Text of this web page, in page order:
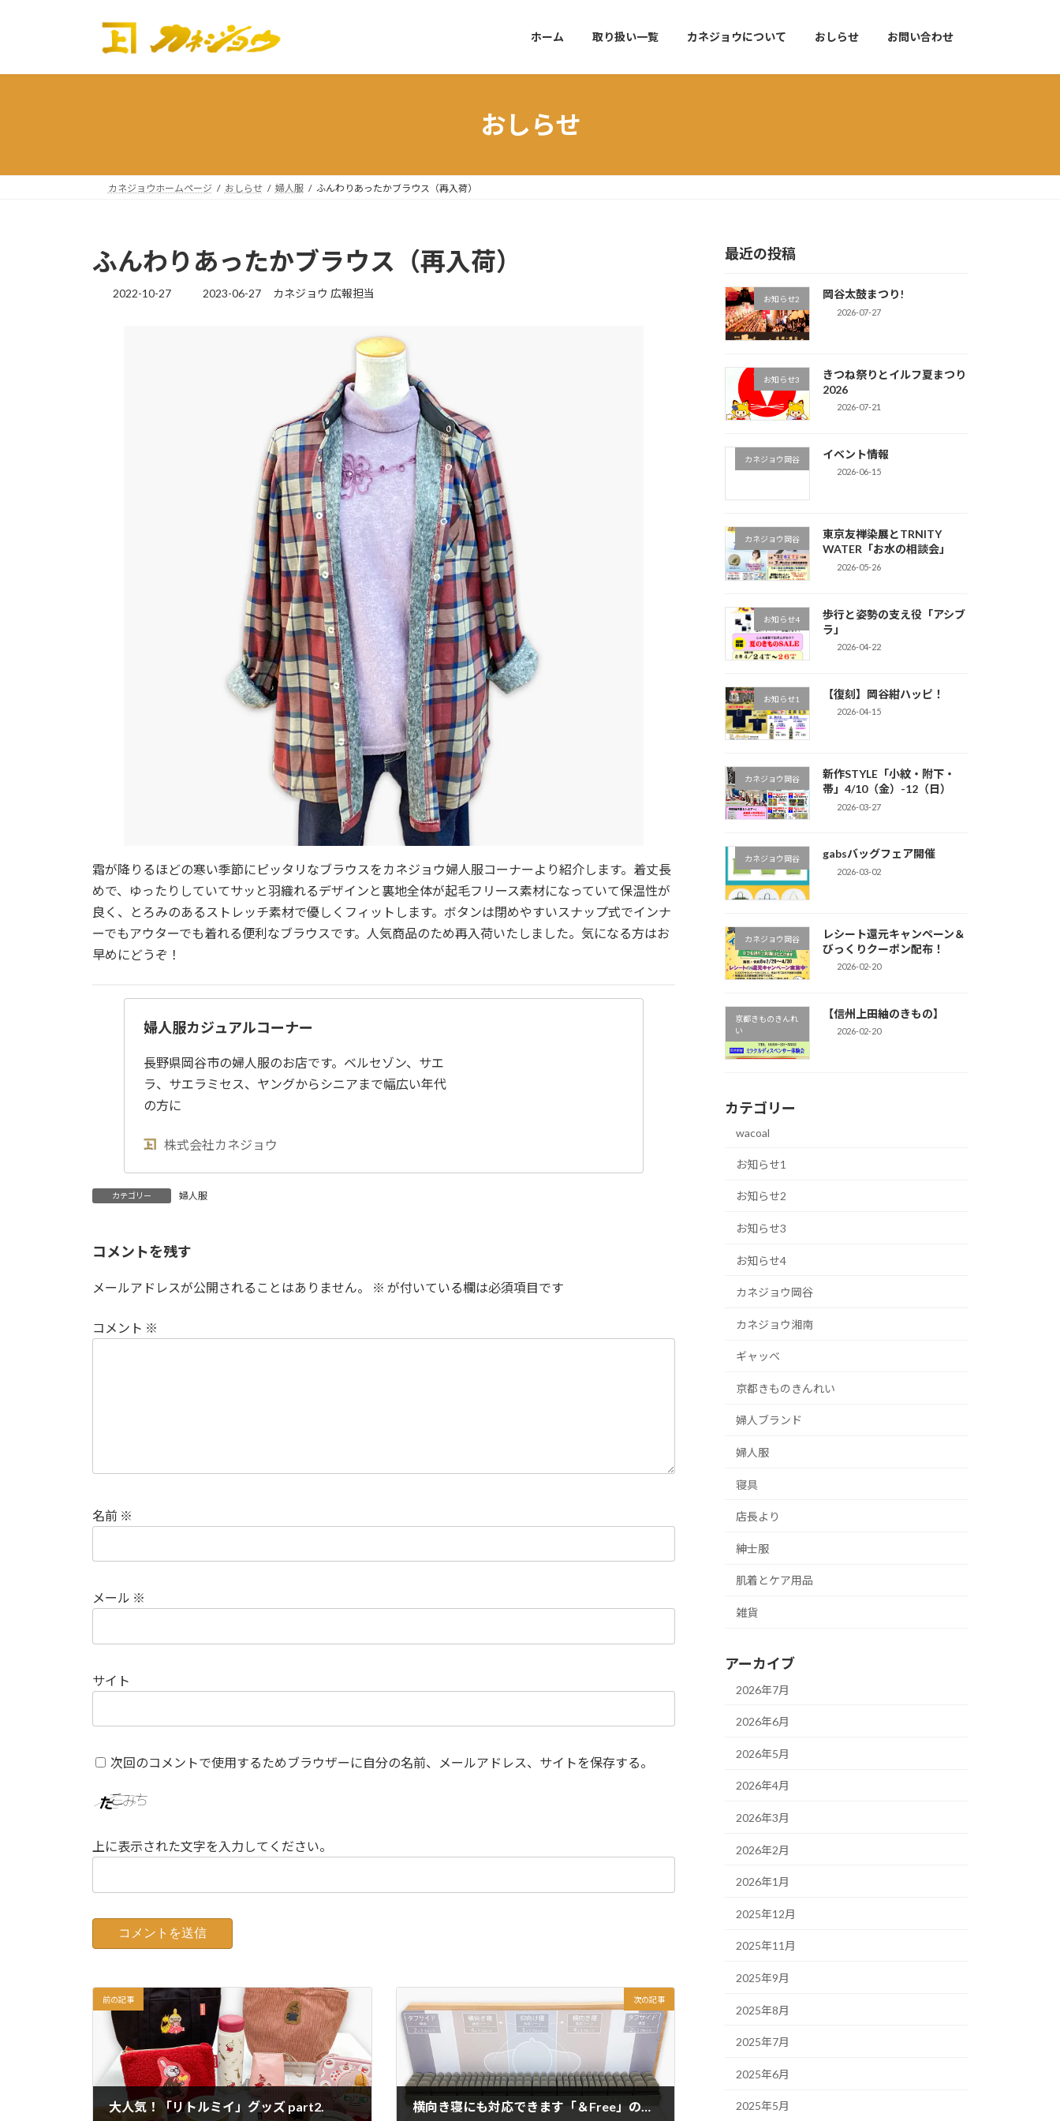
プ
動
ホーム 取り扱い一覧 カネジョウについて おしらせ お問い合わせ
おしらせ
カネジョウホームページ おしらせ 婦人服 ふんわりあったかブラウス（再入荷）
ふんわりあったかブラウス（再入荷）
2022-10-27
最
2023-06-27 カネジョウ 広報担当
霜が降りるほどの寒い季節にピッタリなブラウスをカネジョウ婦人服コーナーより紹介します。着丈長
めで、ゆったりしていてサッと羽織れるデザインと裏地全体が起毛フリース素材になっていて保温性が
良く、とろみのあるストレッチ素材で優しくフィットします。ボタンは閉めやすいスナップ式でインナ
ーでもアウターでも着れる便利なブラウスです。人気商品のため再入荷いたしました。気になる方はお
早めにどうぞ！
婦人服カジュアルコーナー
長野県岡谷市の婦人服のお店です。ベルセゾン、サエ
ラ、サエラミセス、ヤングからシニアまで幅広い年代
の方に
株式会社カネジョウ
カテゴリー 婦人服
コメントを残す
メールアドレスが公開されることはありません。 ※ が付いている欄は必須項目です
コメント ※
名前 ※
メール ※
サイト
次回のコメントで使用するためブラウザーに自分の名前、メールアドレス、サイトを保存する。
上に表示された文字を入力してください。
前の記事
大人気！「リトルミイ」グッズ part2.
次の記事
横向き寝にも対応できます「＆Free」の整圧マットレス
最近の投稿
お知らせ2 岡谷太鼓まつり!
2026-07-27
お知らせ3
きつね祭りとイルフ夏まつり
2026
2026-07-21
カネジョウ岡谷 イベント情報
2026-06-15
カネジョウ岡谷
東京友禅染展とTRNITY
WATER「お水の相談会」
2026-05-26
お知らせ4
歩行と姿勢の支え役「アシブ
ラ」
2026-04-22
お知らせ1 【復刻】岡谷紺ハッピ！
2026-04-15
カネジョウ岡谷
新作STYLE「小紋・附下・
帯」4/10（金）-12（日）
2026-03-27
カネジョウ岡谷 gabsバッグフェア開催
2026-03-02
カネジョウ岡谷
レシート還元キャンペーン＆
びっくりクーポン配布！
2026-02-20
京都きものきんれ
い
【信州上田紬のきもの】
2026-02-20
カテゴリー
wacoal
お知らせ1
お知らせ2
お知らせ3
お知らせ4
カネジョウ岡谷
カネジョウ湘南
ギャッベ
京都きものきんれい
婦人ブランド
婦人服
寝具
店長より
紳士服
肌着とケア用品
雑貨
アーカイブ
2026年7月
2026年6月
2026年5月
2026年4月
2026年3月
2026年2月
2026年1月
2025年12月
2025年11月
2025年9月
2025年8月
2025年7月
2025年6月
2025年5月